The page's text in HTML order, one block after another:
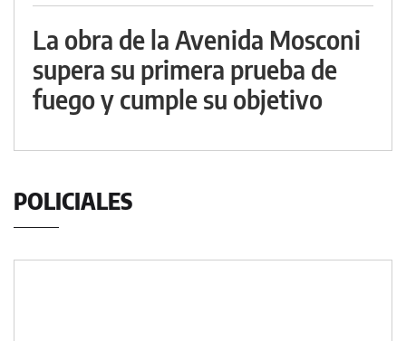
La obra de la Avenida Mosconi
supera su primera prueba de
fuego y cumple su objetivo
POLICIALES